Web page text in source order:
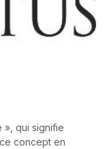
», qui signifie
concept en